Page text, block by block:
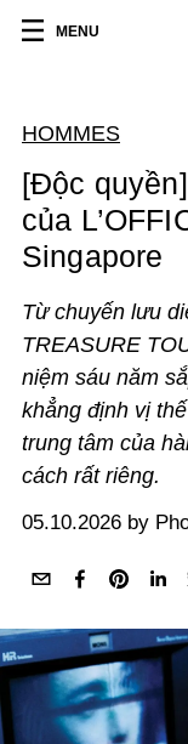
MENU
HOMMES
[Độc
của
Singapore
Từ chuyến lưu
TREASURE
niệm sáu năm
khẳng định vị
trung tâm của
cách rất riêng.
05.10.2026 by